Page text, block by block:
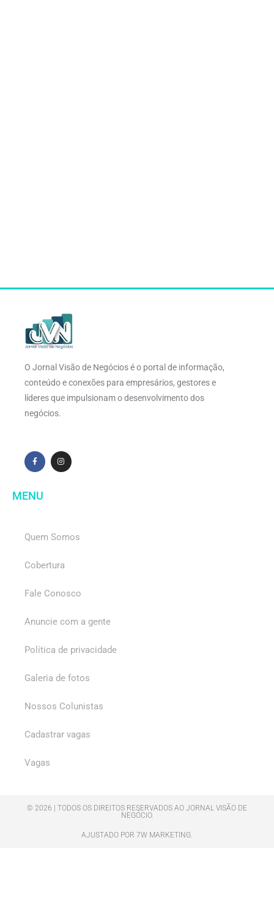
O Jornal Visão de Negócios é o portal de informação,
conteúdo e conexões para empresários, gestores e
líderes que impulsionam o desenvolvimento dos
negócios.
MENU
Quem Somos
Cobertura
Fale Conosco
Anuncie com a gente
Política de privacidade
Galeria de fotos
Nossos Colunistas
Cadastrar vagas
Vagas
© 2026 | TODOS OS DIREITOS RESERVADOS AO JORNAL VISÃO DE
NEGÓCIO.
AJUSTADO POR 7W MARKETING.